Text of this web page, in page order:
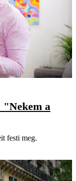
a
festi meg.